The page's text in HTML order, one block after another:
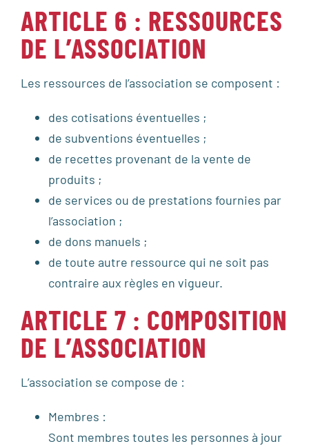
ARTICLE 6 : RESSOURCES
DE L’ASSOCIATION
Les ressources de l’association se composent :
des cotisations éventuelles ;
de subventions éventuelles ;
de recettes provenant de la vente de
produits ;
de services ou de prestations fournies par
l’association ;
de dons manuels ;
de toute autre ressource qui ne soit pas
contraire aux règles en vigueur.
ARTICLE 7 : COMPOSITION
DE L’ASSOCIATION
L’association se compose de :
Membres :
Sont membres toutes les personnes à jour